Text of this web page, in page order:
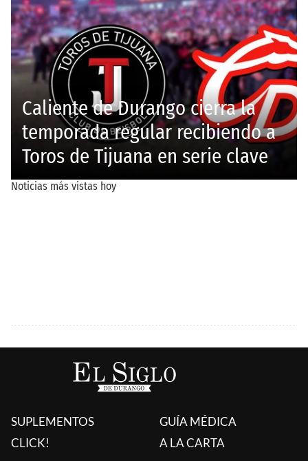
SUPLEMENTOS
CLICK!
GUÍA MÉDICA
A LA CARTA